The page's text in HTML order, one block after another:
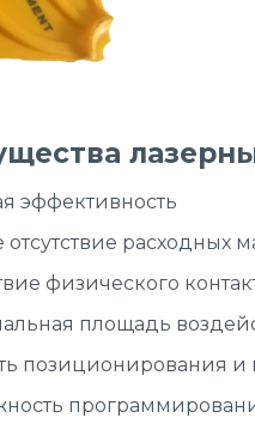
эффективность
отсутствие расходных
физического
площадь
позиционирования и